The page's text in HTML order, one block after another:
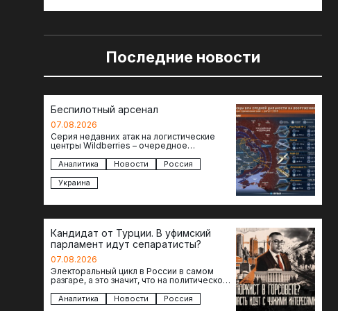
Последние новости
Беспилотный арсенал
07.08.2026
Серия недавних атак на логистические
центры Wildberries – очередное
российского тыла. И суть здесь даже не…
Аналитика Новости
Россия
Украина
Кандидат от Турции. В уфимский
парламент идут сепаратисты?
07.08.2026
Электоральный цикл в России в самом
разгаре, а это значит, что на политическое
сомнительной репутацией….
Аналитика Новости Россия